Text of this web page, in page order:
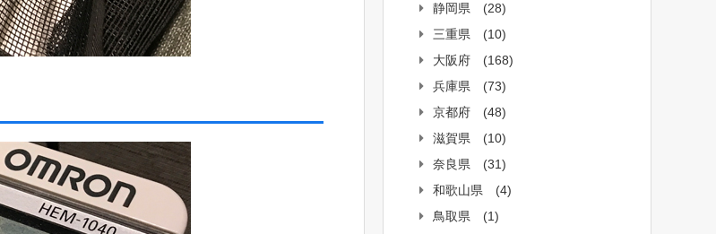
静岡県
(28)
三重県
(10)
大阪府
(168)
兵庫県
(73)
京都府
(48)
滋賀県
(10)
奈良県
(31)
和歌山県
(4)
鳥取県
(1)